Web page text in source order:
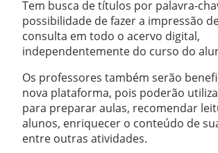
Tem busca de títulos por palavra-
possibilidade de fazer a impressão
consulta em todo o acervo digital,
independentemente do curso do
Os professores também serão
nova plataforma, pois poderão
para preparar aulas, recomendar
alunos, enriquecer o conteúdo de
entre outras atividades.